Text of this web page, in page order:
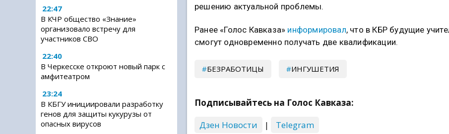
22:47
В КЧР общество «Знание»
организовало встречу для
участников СВО
22:40
В Черкесске откроют новый парк с
амфитеатром
23:24
В КБГУ инициировали разработку
генов для защиты кукурузы от
опасных вирусов
решению актуальной проблемы.
Ранее «Голос Кавказа» информировал, что в КБР будущие
смогут одновременно получать две квалификации.
БЕЗРАБОТИЦЫ ИНГУШЕТИЯ
Подписывайтесь на Голос Кавказа:
Дзен Новости
| Telegram